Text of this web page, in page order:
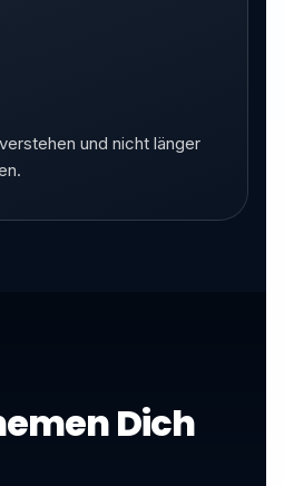
und nicht länger
Dich